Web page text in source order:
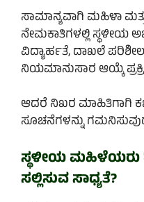
ಸಾಮಾನ್ಯವಾಗಿ ಮಹಿಳಾ
ನೇಮಕಾತಿಗಳಲ್ಲಿ ಸ್ಥಳೀಯ
ವಿದ್ಯಾರ್ಹತೆ, ದಾಖಲೆ
ನಿಯಮಾನುಸಾರ ಆಯ್ಕೆ
ಆದರೆ ನಿಖರ ಮಾಹಿತಿಗಾಗಿ
ಸೂಚನೆಗಳನ್ನು
ಸ್ಥಳೀಯ ಮಹಿಳೆಯರು
ಸಲ್ಲಿಸುವ ಸಾಧ್ಯತೆ?